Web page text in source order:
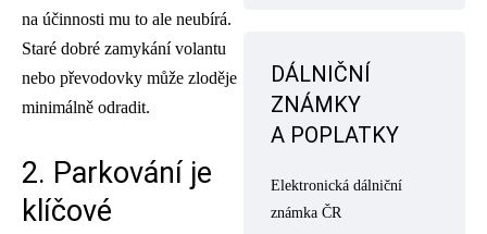
na účinnosti mu to ale neubírá.
Staré dobré zamykání volantu
nebo převodovky může zloděje
minimálně odradit.
2. Parkování je
klíčové
DÁLNIČNÍ
ZNÁMKY
A POPLATKY
Elektronická dálniční
známka ČR